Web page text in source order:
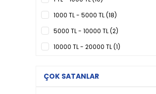
1000 TL - 5000 TL (18)
5000 TL - 10000 TL (2)
10000 TL - 20000 TL (1)
ÇOK SATANLAR